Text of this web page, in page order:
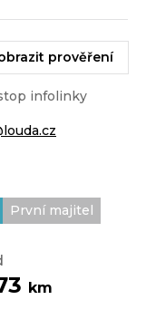
První majitel
km
prověření
infolinky